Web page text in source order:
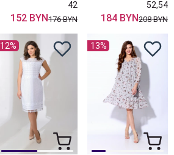
42
152 BYN176 BYN
52,54
184 BYN208 BYN
12% 13%